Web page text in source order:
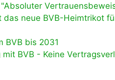
neue BVB-Heimtrikot
BVB bis 2031
BVB - Keine